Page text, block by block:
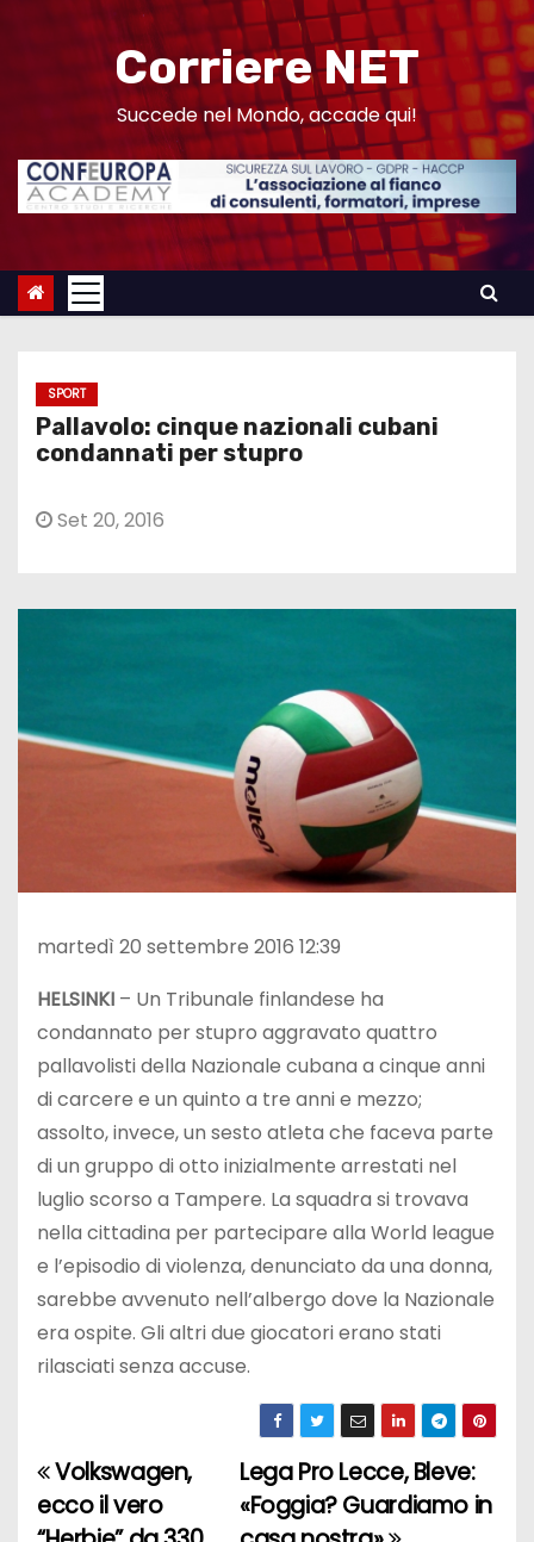
n
Corriere NET
Succede nel Mondo, accade qui!
SPORT
Pallavolo: cinque nazionali cubani
condannati per stupro
Set 20, 2016
martedì 20 settembre 2016 12:39
HELSINKI – Un Tribunale finlandese ha
condannato per stupro aggravato quattro
pallavolisti della Nazionale cubana a cinque anni
di carcere e un quinto a tre anni e mezzo;
assolto, invece, un sesto atleta che faceva parte
di un gruppo di otto inizialmente arrestati nel
luglio scorso a Tampere. La squadra si trovava
nella cittadina per partecipare alla World league
e l’episodio di violenza, denunciato da una donna,
sarebbe avvenuto nell’albergo dove la Nazionale
era ospite. Gli altri due giocatori erano stati
rilasciati senza accuse.
N
a
Lega Pro Lecce, Bleve:
«Foggia? Guardiamo in
Volkswagen,
ecco il vero